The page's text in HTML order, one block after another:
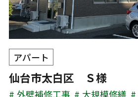
アパート
仙台市太白区 Ｓ様
外壁補修工事 大規模修繕